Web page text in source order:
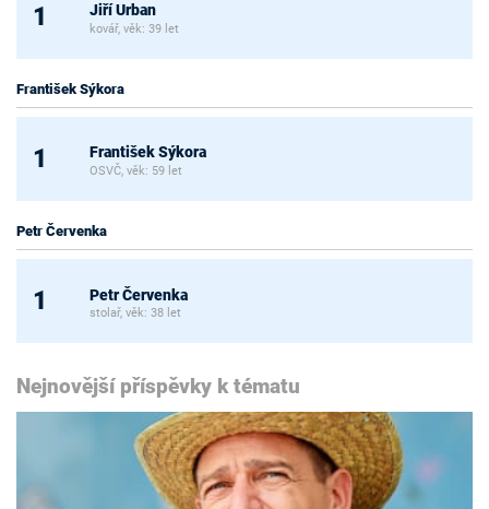
1 Jiří Urban
kovář, věk: 39 let
František Sýkora
1 František Sýkora
OSVČ, věk: 59 let
Petr Červenka
1 Petr Červenka
stolař, věk: 38 let
Nejnovější příspěvky k tématu